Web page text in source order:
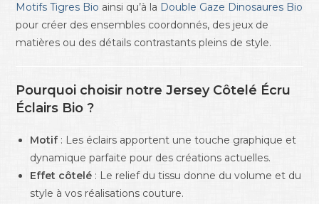
Motifs Tigres Bio ainsi qu’à la Double Gaze Dinosaures Bio
pour créer des ensembles coordonnés, des jeux de
matières ou des détails contrastants pleins de style.
Pourquoi choisir notre Jersey Côtelé Écru
Éclairs Bio ?
Motif : Les éclairs apportent une touche graphique et
dynamique parfaite pour des créations actuelles.
Effet côtelé : Le relief du tissu donne du volume et du
style à vos réalisations couture.